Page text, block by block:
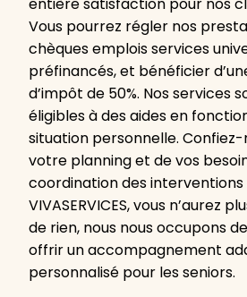
entière satisfaction pour nos
Vous pourrez régler nos
chèques emplois services
préfinancés, et bénéficier
d’impôt de 50%. Nos services
éligibles à des aides en
situation personnelle.
votre planning et de vos
coordination des interventions
VIVASERVICES, vous n’aurez
de rien, nous nous occupons
offrir un accompagnement
personnalisé pour les seniors.